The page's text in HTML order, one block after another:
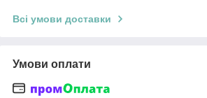
Всі умови доставки
Умови оплати